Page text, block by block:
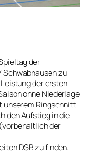
der
Schwabhausen zu
der ersten
ohne Niederlage
unserem Ringschnitt
den Aufstieg in die
der
DSB zu finden.